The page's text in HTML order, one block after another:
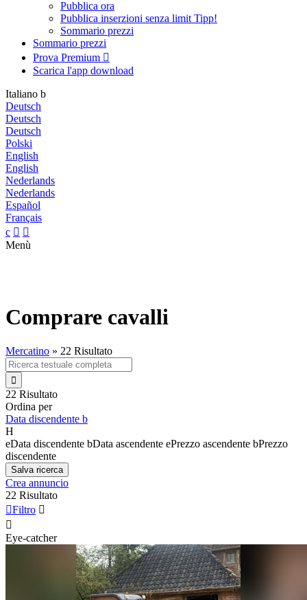
Pubblica ora
Pubblica inserzioni senza limit Tipp!
Sommario prezzi
Sommario prezzi
Prova Premium 
Scarica l'app download
Italiano b
Deutsch
Deutsch
Deutsch
Polski
English
English
Nederlands
Nederlands
Español
Français
c  
Menù
Comprare cavalli
Mercatino » 22 Risultato

22 Risultato
Ordina per
Data discendente b
H
eData discendente bData ascendente ePrezzo ascendente bPrezzo
discendente
Salva ricerca
Crea annuncio
22 Risultato
Filtro 

Eye-catcher